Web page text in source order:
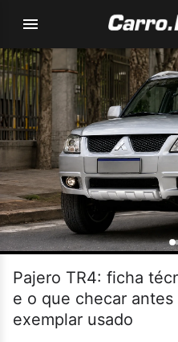
Pajero TR4: ficha
e o que checar
exemplar usado